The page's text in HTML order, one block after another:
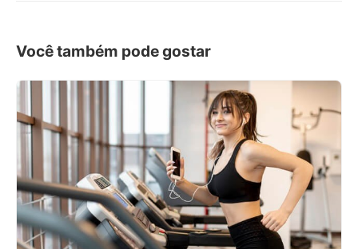
Você também pode gostar